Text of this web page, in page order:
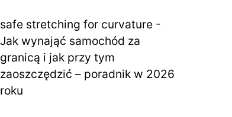
safe stretching for curvature -
Jak wynająć samochód za
granicą i jak przy tym
zaoszczędzić – poradnik w 2026
roku